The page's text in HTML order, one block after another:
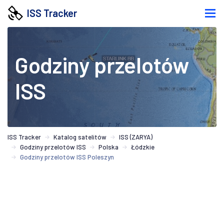
ISS Tracker
Godziny przelotów
ISS
ISS Tracker Katalog satelitów
ISS (ZARYA)
Godziny przelotów ISS
Polska
Łódzkie
Godziny przelotów ISS Poleszyn